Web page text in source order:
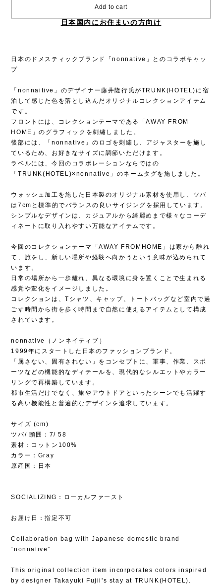
Add to cart
日本国内にお住まいの方向け
日本のドメスティックブランド「nonnative」とのコラボキャッ
プ
「nonnaitive」のデザイナー藤井隆行氏がTRUNK(HOTEL)に宿
泊して感じた色を落とし込んだオリジナルコレクションアイテム
です。
フロントには、コレクションテーマである「AWAY FROM
HOME」のグラフィックを刺繡しました。
後部には、「nonnative」のロゴを刺繍し、アジャスターを施し
ているため、お好きなサイズに調節いただけます。
ラベルには、今回のコラボレーションならではの
「TRUNK(HOTEL)×nonnative」のネームタグを施しました。
ウォッシュ加工を施した日本製のオリジナル素材を使用し、ツバ
は7cmと標準的でバランスの良いサイジングを採用しています。
シンプルなデザインは、カジュアルから綺麗めまで様々なコーデ
ィネートに取り入れやすい万能なアイテムです。
今回のコレクションテーマ「AWAY FROMHOME」は家から離れ
て、旅をし、新しい場所や経験へ向かうという意味が込められて
います。
日常の場所から一歩離れ、異なる環境に身を置くことで生まれる
感覚や変化をイメージしました。
コレクションは、Tシャツ、キャップ、トートバッグなど室内で過
ごす時間から街を歩く時間まで自然に使えるアイテムとして構成
されています。
nonnative（ノンネイティブ）
1999年にスタートした日本のファッションブランド。
「属さない、固有されない」をコンセプトに、軍事、作業、スポ
ーツなどの機能的なディテールを、現代的なシルエットやカラー
リングで再構築しています。
都市生活だけでなく、旅やアウトドアといったシーンでも活躍す
る高い機能性と普遍的なデザインを追求しています。
サイズ (cm)
ツバ/ 頭囲：7/ 58
素材：コットン100%
カラー：Gray
原産国：日本
SOCIALIZING：ローカルファースト
お届け日：指定不可
Collaboration bag with Japanese domestic brand
“nonnative”
This original collection item incorporates colors inspired
by designer Takayuki Fujii's stay at TRUNK(HOTEL).